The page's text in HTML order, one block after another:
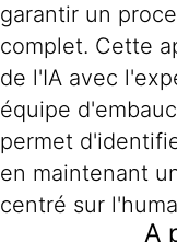
garantir un
complet. Cette
de l'IA avec
équipe
permet
en maintenant
centré sur
A